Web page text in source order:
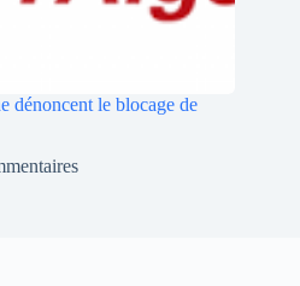
dénoncent le blocage de